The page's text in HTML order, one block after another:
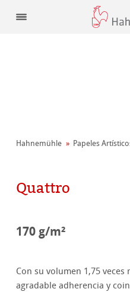
Hahnemühle Papeles
Quattro
170 g/m²
Con su volumen 1,75
agradable adherencia y